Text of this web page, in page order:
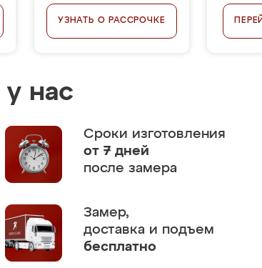
УЗНАТЬ О РАССРОЧКЕ
нас
Сроки изготовления
от 7 дней
после замера
Замер,
доставка и подъем
бесплатно